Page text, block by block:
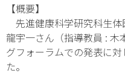
【概要】
先進健康科学研究科生体
龍宇一さん（指導教員 : 木
グフォーラムでの発表に
た。